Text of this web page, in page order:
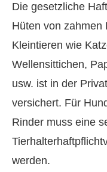
Die gesetzliche
Hüten von zahmen
Kleintieren wie
Wellensittichen,
usw. ist in der
versichert. Für
Rinder muss eine
werden.